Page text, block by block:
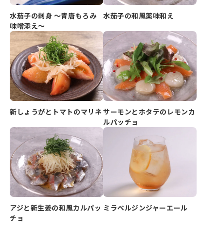
水茄子の刺身 ～青唐もろみ
味噌添え～
水茄子の和風薬味和え
新しょうがとトマトのマリネサーモンとホタテのレモンカ
ルパッチョ
アジと新生姜の和風カルパッ
チョ
ミラベルジンジャーエール